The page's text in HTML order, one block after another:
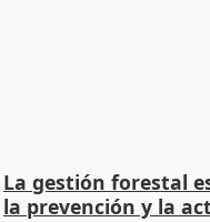
La gestión forestal
la prevención y la